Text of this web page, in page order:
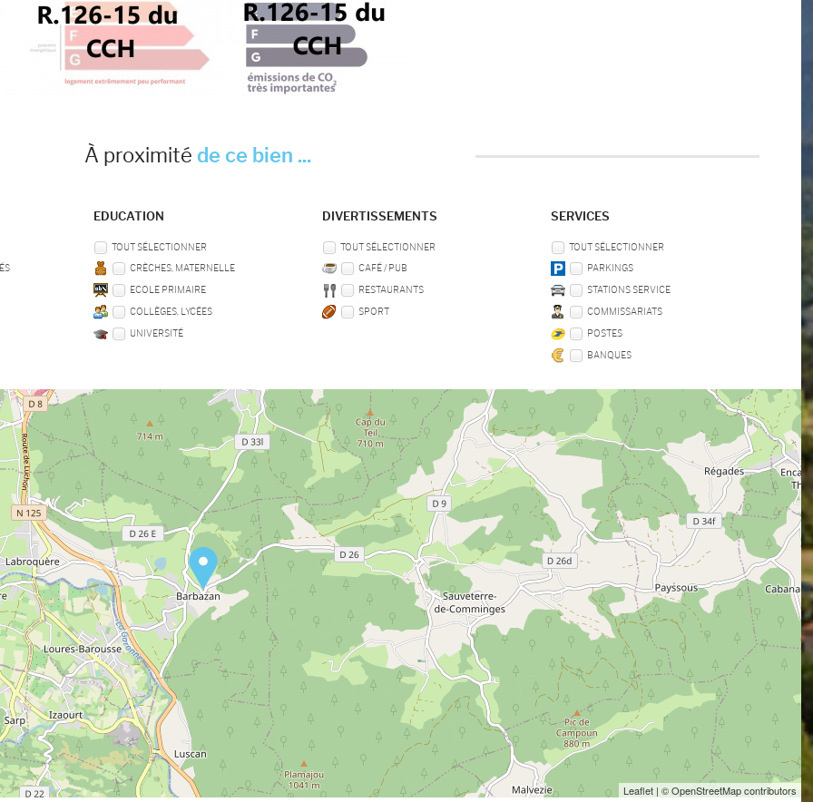
À proximité de ce bien ...
EDUCATION
TOUT SÉLECTIONNER
CRÈCHES, MATERNELLE
ECOLE PRIMAIRE
COLLÈGES, LYCÉES
UNIVERSITÉ
DIVERTISSEMENTS
TOUT SÉLECTIONNER
CAFÉ / PUB
RESTAURANTS
SPORT
SERVICES
TOUT SÉLECTIONNER
PARKINGS
STATIONS SERVICE
COMMISSARIATS
POSTES
BANQUES
Leaflet| © OpenStreetMap contributors